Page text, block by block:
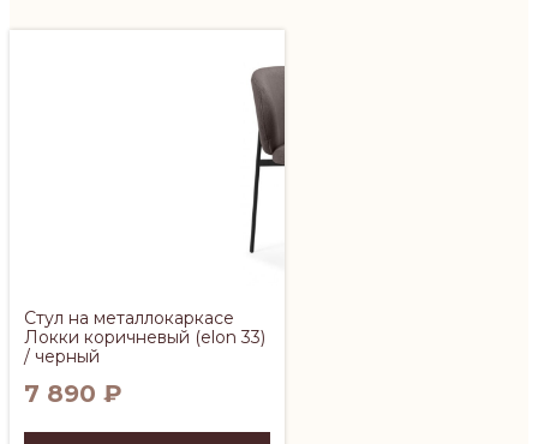
Стул на металлокаркасе
Локки коричневый (elon 33)
/ черный
7 890 ₽